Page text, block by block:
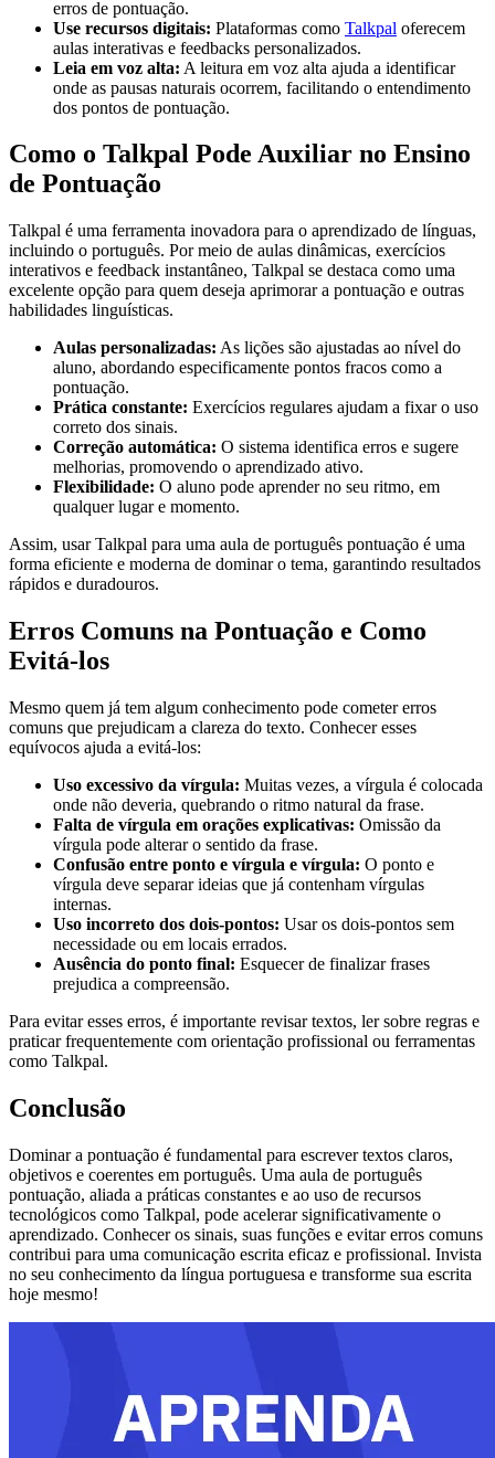
erros de pontuação.
Use recursos digitais: Plataformas como Talkpal oferecem
aulas interativas e feedbacks personalizados.
Leia em voz alta: A leitura em voz alta ajuda a identificar
onde as pausas naturais ocorrem, facilitando o entendimento
dos pontos de pontuação.
Como o Talkpal Pode Auxiliar no Ensino
de Pontuação
Talkpal é uma ferramenta inovadora para o aprendizado de línguas,
incluindo o português. Por meio de aulas dinâmicas, exercícios
interativos e feedback instantâneo, Talkpal se destaca como uma
excelente opção para quem deseja aprimorar a pontuação e outras
habilidades linguísticas.
Aulas personalizadas: As lições são ajustadas ao nível do
aluno, abordando especificamente pontos fracos como a
pontuação.
Prática constante: Exercícios regulares ajudam a fixar o uso
correto dos sinais.
Correção automática: O sistema identifica erros e sugere
melhorias, promovendo o aprendizado ativo.
Flexibilidade: O aluno pode aprender no seu ritmo, em
qualquer lugar e momento.
Assim, usar Talkpal para uma aula de português pontuação é uma
forma eficiente e moderna de dominar o tema, garantindo resultados
rápidos e duradouros.
Erros Comuns na Pontuação e Como
Evitá-los
Mesmo quem já tem algum conhecimento pode cometer erros
comuns que prejudicam a clareza do texto. Conhecer esses
equívocos ajuda a evitá-los:
Uso excessivo da vírgula: Muitas vezes, a vírgula é colocada
onde não deveria, quebrando o ritmo natural da frase.
Falta de vírgula em orações explicativas: Omissão da
vírgula pode alterar o sentido da frase.
Confusão entre ponto e vírgula e vírgula: O ponto e
vírgula deve separar ideias que já contenham vírgulas
internas.
Uso incorreto dos dois-pontos: Usar os dois-pontos sem
necessidade ou em locais errados.
Ausência do ponto final: Esquecer de finalizar frases
prejudica a compreensão.
Para evitar esses erros, é importante revisar textos, ler sobre regras e
praticar frequentemente com orientação profissional ou ferramentas
como Talkpal.
Conclusão
Dominar a pontuação é fundamental para escrever textos claros,
objetivos e coerentes em português. Uma aula de português
pontuação, aliada a práticas constantes e ao uso de recursos
tecnológicos como Talkpal, pode acelerar significativamente o
aprendizado. Conhecer os sinais, suas funções e evitar erros comuns
contribui para uma comunicação escrita eficaz e profissional. Invista
no seu conhecimento da língua portuguesa e transforme sua escrita
hoje mesmo!